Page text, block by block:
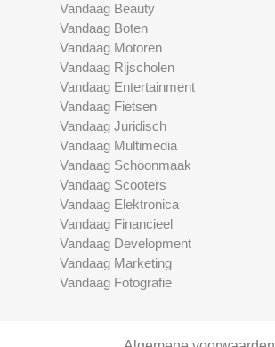
Vandaag Beauty
Vandaag Boten
Vandaag Motoren
Vandaag Rijscholen
Vandaag Entertainment
Vandaag Fietsen
Vandaag Juridisch
Vandaag Multimedia
Vandaag Schoonmaak
Vandaag Scooters
Vandaag Elektronica
Vandaag Financieel
Vandaag Development
Vandaag Marketing
Vandaag Fotografie